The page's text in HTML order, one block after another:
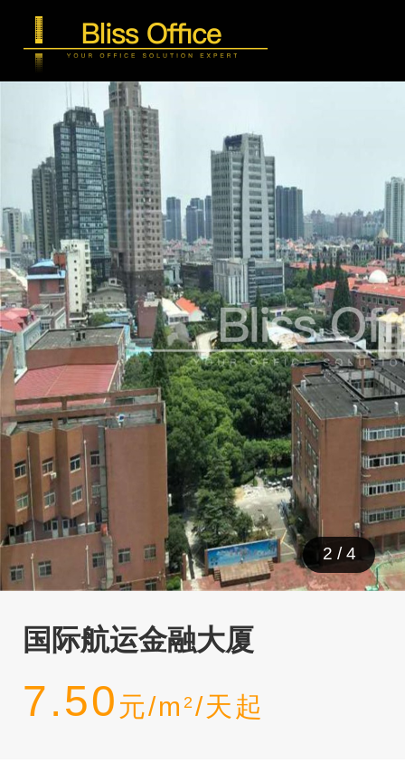
2 /4
国际航运金融大厦
7.50 元/m 2 /天起